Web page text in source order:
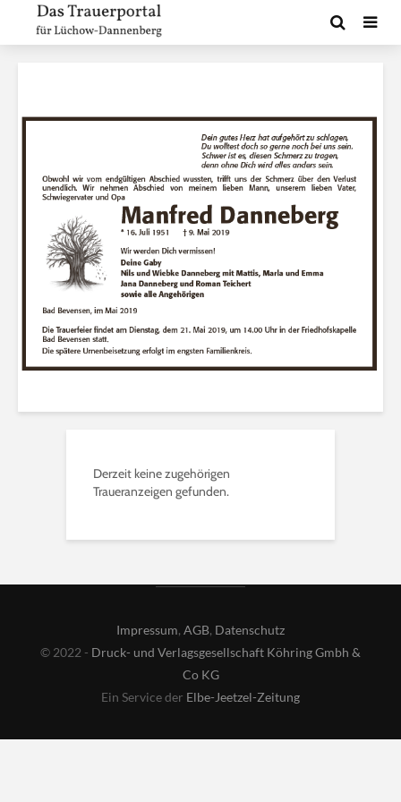
Derzeit keine zugehörigen
Traueranzeigen gefunden.
Impressum, AGB, Datenschutz
© 2022 - Druck- und Verlagsgesellschaft Köhring Gmbh &
Co KG
Ein Service der Elbe-Jeetzel-Zeitung